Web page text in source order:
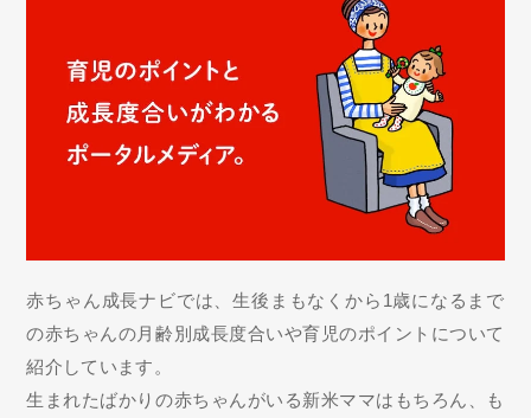
赤ちゃん成長ナビでは、生後まもなくから1歳になるまで
の赤ちゃんの月齢別成長度合いや育児のポイントについて
紹介しています。
生まれたばかりの赤ちゃんがいる新米ママはもちろん、も